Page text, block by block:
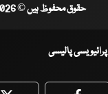
حقوق محفوظ ہیں © 2026
پرائیویسی پالیسی